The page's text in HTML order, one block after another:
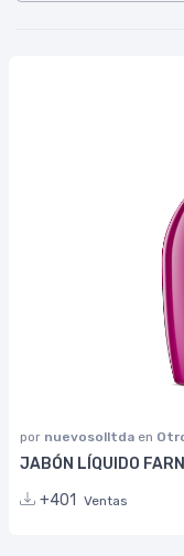
por nuevosolltda en
JABÓN LÍQUIDO
+401
Ventas